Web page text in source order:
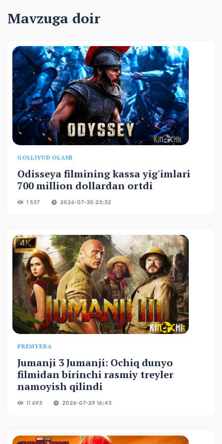
Mavzuga doir
GOLLIVUD OLAMI
Odisseya filmining kassa yig'imlari
700 million dollardan ortdi
1 537 2026-07-30 23:32
PREMYERA
Jumanji 3 Jumanji: Ochiq dunyo
filmidan birinchi rasmiy treyler
namoyish qilindi
11 693 2026-07-29 16:43